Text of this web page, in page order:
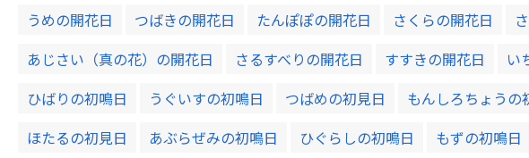
うめの開花日 つばきの開花日 たんぽぽの開花日 さくらの開花日
あじさい（真の花）の開花日
さるすべりの開花日 すすきの開花日 い
ひばりの初鳴日
うぐいすの初鳴日 つばめの初見日 もんしろちょうの
ほたるの初見日
あぶらぜみの初鳴日 ひぐらしの初鳴日 もずの初鳴日